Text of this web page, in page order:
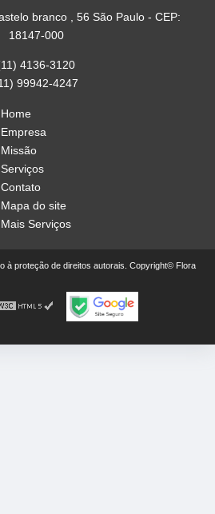
branco , 56 São Paulo - CEP:
18147-000
4136-3120
99942-4247
Home
Empresa
Missão
Serviços
Contato
Mapa do site
Mais Serviços
à proteção de direitos autorais. Copyright© Flora